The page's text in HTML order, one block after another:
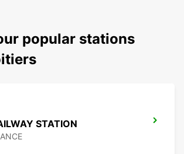
popular stations
STATION